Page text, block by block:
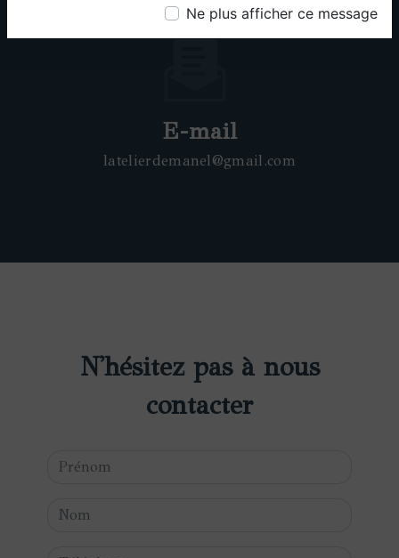
Ne plus afficher ce message
E-mail
latelierdemanel@gmail.com
N'hésitez pas à nous
contacter